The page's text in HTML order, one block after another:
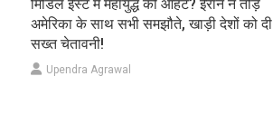
मिडिल ईस्ट में महायुद्ध की आहट? ईरान ने तोड़े
अमेरिका के साथ सभी समझौते, खाड़ी देशों को दी
सख्त चेतावनी!
Upendra Agrawal